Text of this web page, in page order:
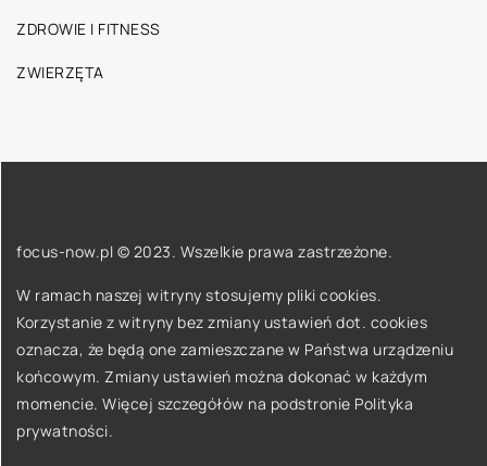
ZDROWIE I FITNESS
ZWIERZĘTA
focus-now.pl © 2023. Wszelkie prawa zastrzeżone.
W ramach naszej witryny stosujemy pliki cookies.
Korzystanie z witryny bez zmiany ustawień dot. cookies
oznacza, że będą one zamieszczane w Państwa urządzeniu
końcowym. Zmiany ustawień można dokonać w każdym
momencie. Więcej szczegółów na podstronie Polityka
prywatności.